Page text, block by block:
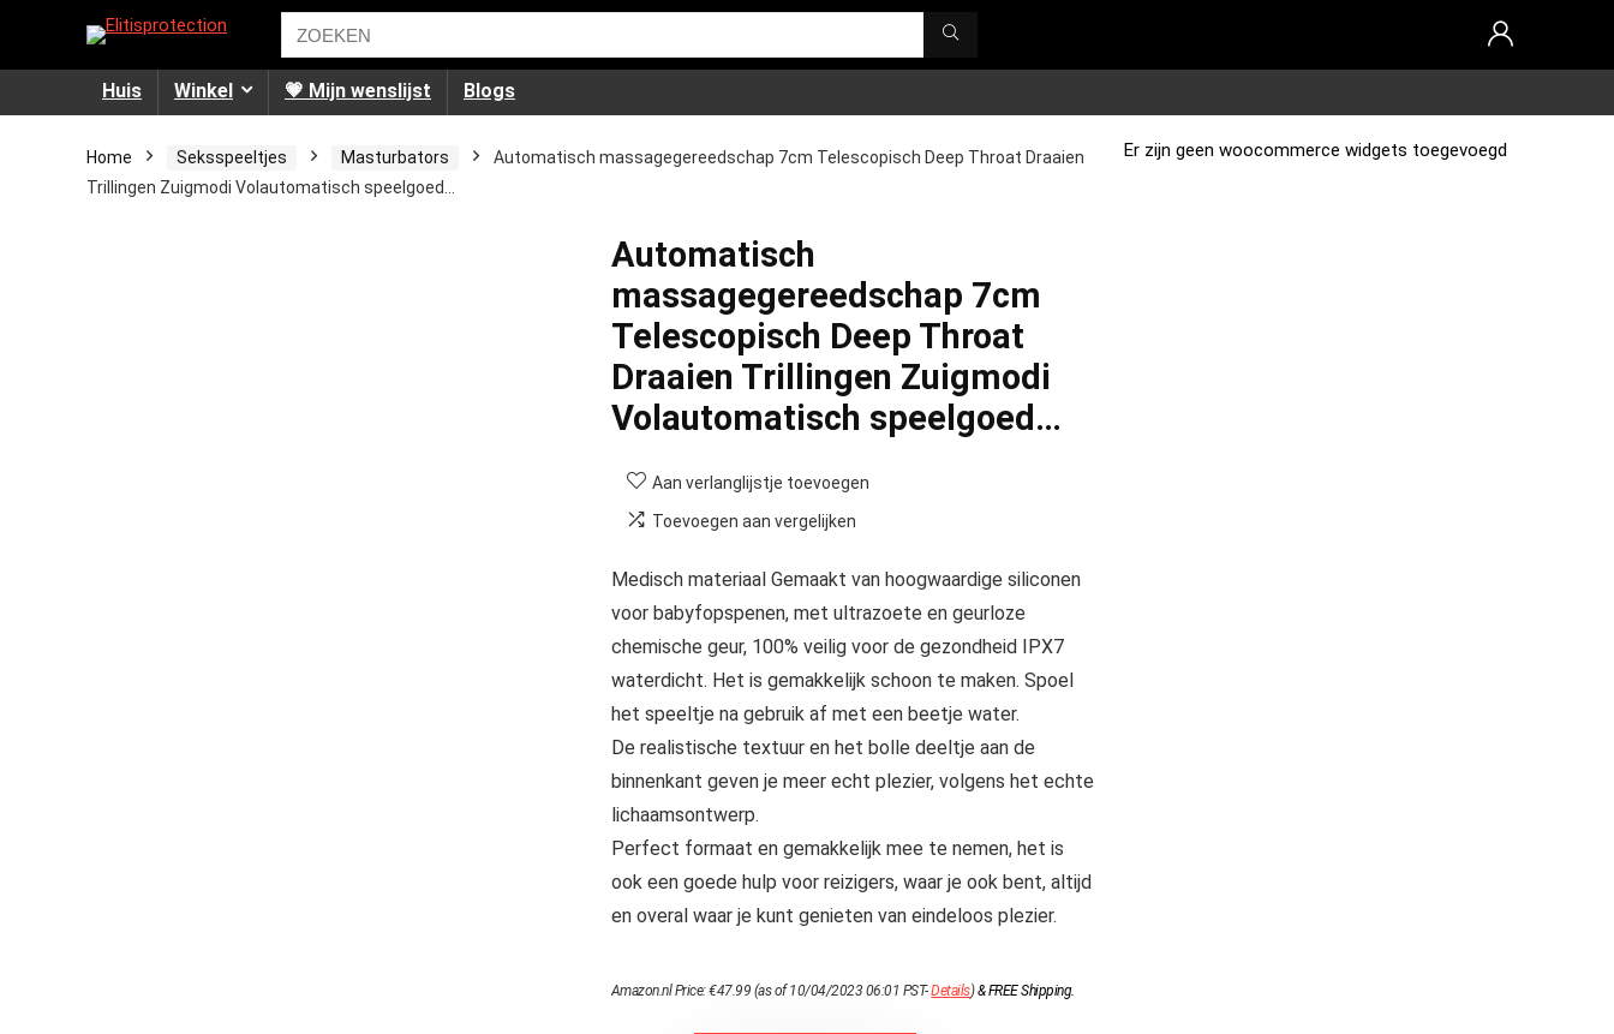
Huis Winkel 💗 Mijn wenslijst Blogs
Home Seksspeeltjes Masturbators
Automatisch massagegereedschap 7cm Telescopisch Deep Throat Draaien
Trillingen Zuigmodi Volautomatisch speelgoed…
Automatisch
massagegereedschap 7cm
Telescopisch Deep Throat
Draaien Trillingen Zuigmodi
Volautomatisch speelgoed…
Aan verlanglijstje toevoegen
Toevoegen aan vergelijken
Medisch materiaal Gemaakt van hoogwaardige siliconen
voor babyfopspenen, met ultrazoete en geurloze
chemische geur, 100% veilig voor de gezondheid IPX7
waterdicht. Het is gemakkelijk schoon te maken. Spoel
het speeltje na gebruik af met een beetje water.
De realistische textuur en het bolle deeltje aan de
binnenkant geven je meer echt plezier, volgens het echte
lichaamsontwerp.
Perfect formaat en gemakkelijk mee te nemen, het is
ook een goede hulp voor reizigers, waar je ook bent, altijd
en overal waar je kunt genieten van eindeloos plezier.
Amazon.nl Price:€47.99 (as of 10/04/2023 06:01 PST-Details)&FREE Shipping.
Er zijn geen woocommerce widgets toegevoegd